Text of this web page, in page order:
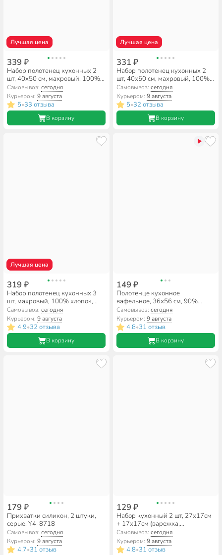
Лучшая цена
339 ₽
Набор полотенец кухонных 2
шт, 40х50 см, махровый, 100%
хлопок, 420 г/м2, Silvano, Aura,
коричневый, полосы,
Узбекистан
Самовывоз:сегодня
Курьером:9 августа
5•33 отзыва
В корзину
Лучшая цена
331 ₽
Набор полотенец кухонных 2
шт, 40х50 см, махровый, 100%
хлопок, 420 г/м2, Silvano, Aura,
бежевый, полосы, Узбекистан
Самовывоз: сегодня
Курьером: 9 августа
5•32 отзыва
В корзину
Лучшая цена
319 ₽
Набор полотенец кухонных 3
шт, махровый, 100% хлопок,
400 г/м2, Silvano, Пыльца,
темно-зеленый, молочный,
Узбекистан
Самовывоз:сегодня
Курьером:9 августа
4.9•32 отзыва
В корзину
149 ₽
Полотенце кухонное
вафельное, 36х56 см, 90%
хлопок, 10% полиэстер,
Вышивка, белое, Китай, Y8-
2936
Самовывоз: сегодня
Курьером: 9 августа
4.8•31 отзыв
В корзину
179 ₽
Прихватки силикон, 2 штуки,
серые, Y4-8718
Самовывоз:сегодня
Курьером:9 августа
4.7•31 отзыв
129 ₽
Набор кухонный 2 шт, 27х17см
+ 17х17см (варежка,
прихватка), полиэстер, зеленый,
B180028
Самовывоз: сегодня
Курьером: 9 августа
4.8•31 отзыв